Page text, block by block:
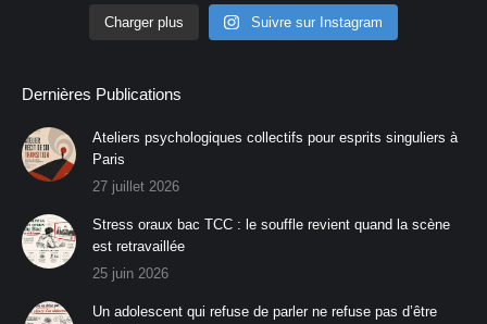
Charger plus Suivre sur Instagram
Dernières Publications
Ateliers psychologiques collectifs pour esprits singuliers à
Paris
27 juillet 2026
Stress oraux bac TCC : le souffle revient quand la scène
est retravaillée
25 juin 2026
Un adolescent qui refuse de parler ne refuse pas d’être